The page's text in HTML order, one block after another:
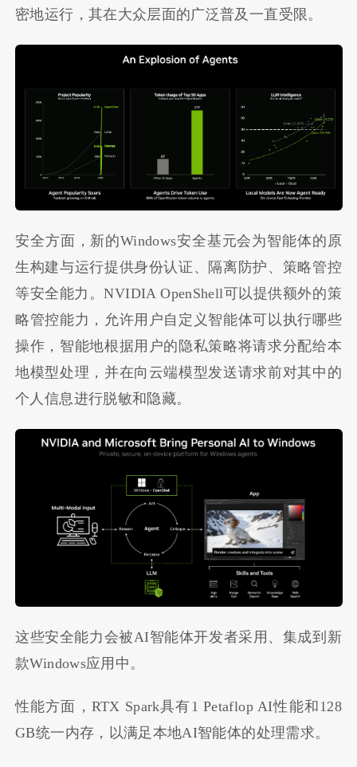
密地运行，其在大众层面的广泛普及一直受限。
安全方面，新的Windows安全基元会为智能体的原
生构建与运行提供身份认证、隔离防护、策略管控
等安全能力。NVIDIA OpenShell可以提供额外的策
略管控能力，允许用户自定义智能体可以执行哪些
操作，智能地根据用户的隐私策略将请求分配给本
地模型处理，并在向云端模型发送请求前对其中的
个人信息进行脱敏和隐藏。
这些安全能力会被AI智能体开发者采用、集成到新
款Windows应用中。
性能方面，RTX Spark具有1 Petaflop AI性能和128
GB统一内存，以满足本地AI智能体的处理需求。